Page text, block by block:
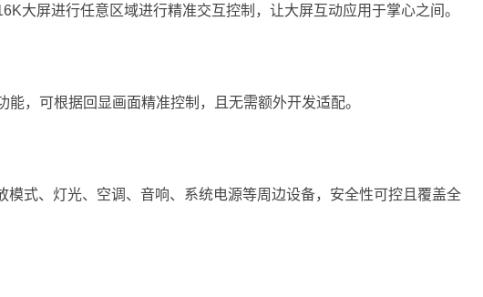
大屏进行任意区域进行精准交互控制，让大屏互动应用于掌心之间。
，可根据回显画面精准控制，且无需额外开发适配。
模式、灯光、空调、音响、系统电源等周边设备，安全性可控且覆盖全